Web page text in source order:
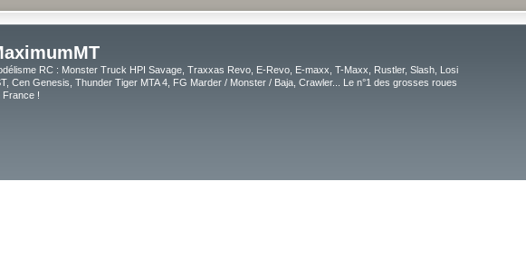
RC : Monster Truck HPI Savage, Traxxas Revo, E-Revo, E-maxx, T-Maxx, Rustler, Slash, Losi
Cen Genesis, Thunder Tiger MTA 4, FG Marder / Monster / Baja, Crawler... Le n°1 des grosses roues
France !